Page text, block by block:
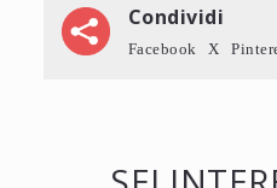
Condividi
Facebook X